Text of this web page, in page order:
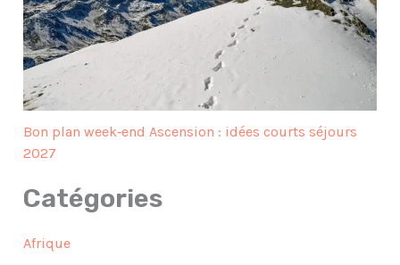
Bon plan week‑end Ascension : idées courts séjours
2027
Catégories
Afrique